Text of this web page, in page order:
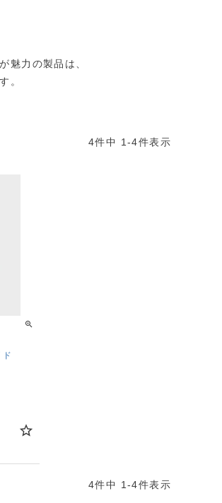
魅力の製品は、
。
4件中 1 -4件表示
4件中 1 -4件表示